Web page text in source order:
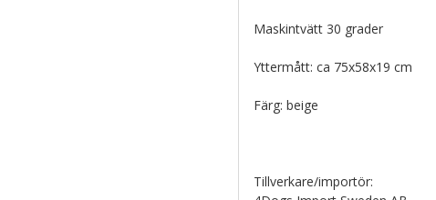
Maskintvätt 30 grader
Yttermått: ca 75x58x19 cm
Färg: beige
Tillverkare/importör: